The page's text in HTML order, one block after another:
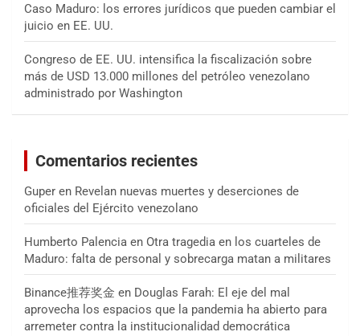
Caso Maduro: los errores jurídicos que pueden cambiar el
juicio en EE. UU.
Congreso de EE. UU. intensifica la fiscalización sobre
más de USD 13.000 millones del petróleo venezolano
administrado por Washington
Comentarios recientes
Guper en Revelan nuevas muertes y deserciones de
oficiales del Ejército venezolano
Humberto Palencia en Otra tragedia en los cuarteles de
Maduro: falta de personal y sobrecarga matan a militares
Binance推荐奖金 en Douglas Farah: El eje del mal
aprovecha los espacios que la pandemia ha abierto para
arremeter contra la institucionalidad democrática